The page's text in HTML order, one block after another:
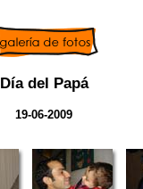
Día del Papá
19-06-2009